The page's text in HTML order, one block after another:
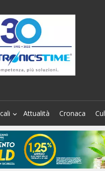
Attualità Cronaca